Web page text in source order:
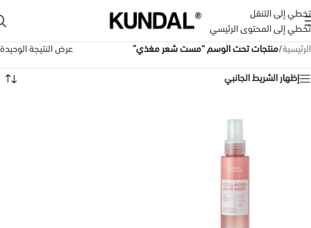
تخطي إلى التنقل
تخطي إلى المحتوى الرئيسي
الرئيسية/منتجات تحت الوسم “مست شعر مغذي” عرض النتيجة الوحيدة
إظهار الشريط الجانبي